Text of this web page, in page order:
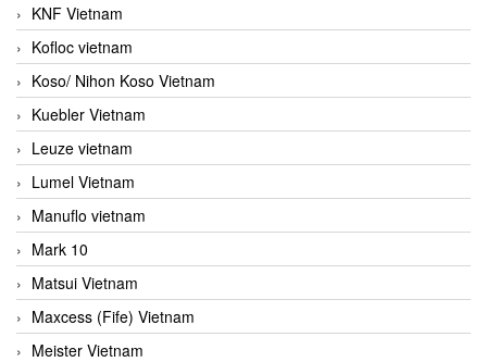
KNF Vietnam
Kofloc vietnam
Koso/ Nihon Koso Vietnam
Kuebler Vietnam
Leuze vietnam
Lumel Vietnam
Manuflo vietnam
Mark 10
Matsui Vietnam
Maxcess (Fife) Vietnam
Meister Vietnam